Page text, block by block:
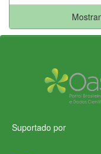
Suportado por